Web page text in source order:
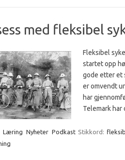
med fleksibel
Fleksibel
startet opp
gode etter et
er omvendt
har
Telemark
Læring Nyheter Podkast Stikkord: